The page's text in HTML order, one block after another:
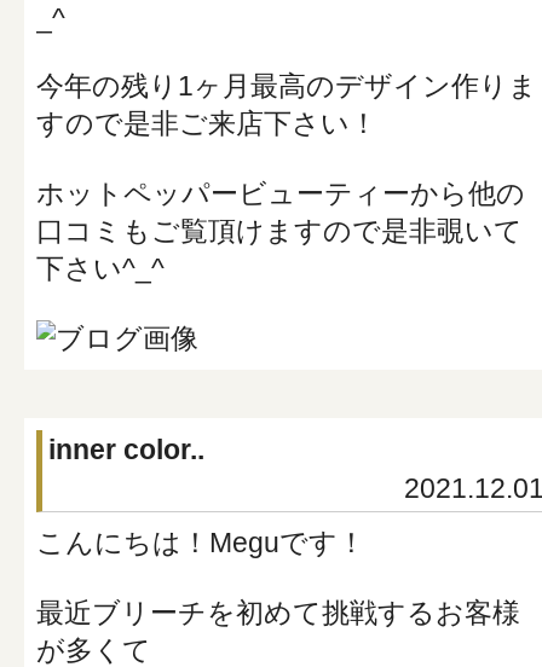
_^
今年の残り1ヶ月最高のデザイン作りま
すので是非ご来店下さい！
ホットペッパービューティーから他の
口コミもご覧頂けますので是非覗いて
下さい^_^
inner color..
こんにちは！Meguです！
最近ブリーチを初めて挑戦するお客様
が多くて